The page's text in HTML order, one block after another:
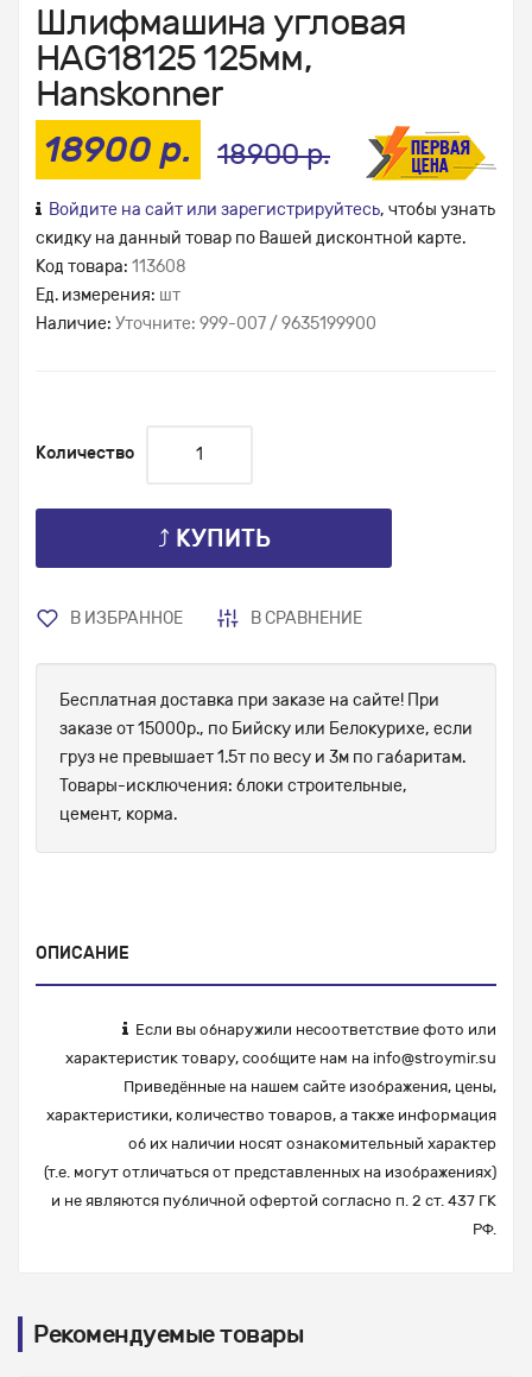
Шлифмашина угловая
НAG18125 125мм,
Hаnskonner
18900 р.
18900 р.
Войдите на сайт или зарегистрируйтесь, чтобы узнать
скидку на данный товар по Вашей дисконтной карте.
Код товара: 113608
Ед. измерения: шт
Наличие: Уточните: 999-007 / 9635199900
Количество
⤴ КУПИТЬ
В ИЗБРАННОЕ В СРАВНЕНИЕ
Бесплатная доставка при заказе на сайте! При
заказе от 15000р., по Бийску или Белокурихе, если
груз не превышает 1.5т по весу и 3м по габаритам.
Товары-исключения: блоки строительные,
цемент, корма.
ОПИСАНИЕ
Если вы обнаружили несоответствие фото или
характеристик товару, сообщите нам на info@stroymir.su
Приведённые на нашем сайте изображения, цены,
характеристики, количество товаров, а также информация
об их наличии носят ознакомительный характер
(т.е. могут отличаться от представленных на изображениях)
и не являются публичной офертой согласно п. 2 ст. 437 ГК
РФ.
Рекомендуемые товары